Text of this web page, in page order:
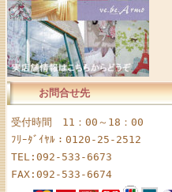
お問合せ先
受付時間 11：00～18：00
ﾌﾘｰﾀﾞｲﾔﾙ：0120-25-2512
TEL:092-533-6673
FAX:092-533-6674